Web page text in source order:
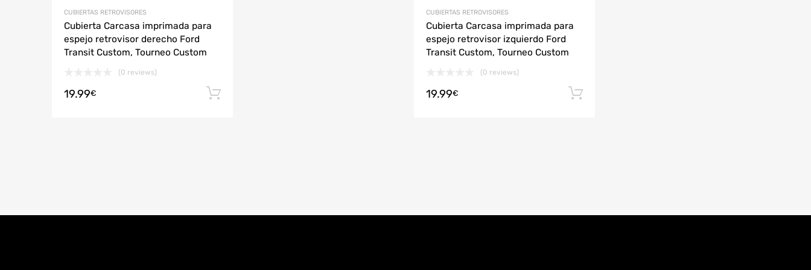
CUBIERTAS RETROVISORES
Cubierta Carcasa imprimada para
espejo retrovisor derecho Ford
Transit Custom, Tourneo Custom
(0 reviews)
19.99€
CUBIERTAS RETROVISORES
Cubierta Carcasa imprimada para
espejo retrovisor izquierdo Ford
Transit Custom, Tourneo Custom
(0 reviews)
19.99€